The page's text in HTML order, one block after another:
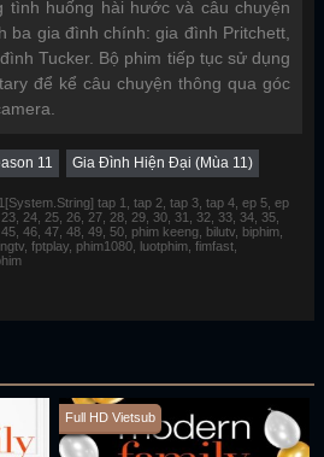
tình huống hài hước và câu chuyện
ba gia đình chính: gia đình Pritchett,
Tucker. Bộ phim tiếp tục sử dụng
để kể câu chuyện thông qua góc
11 Gia Đình Hiện Đại (Mùa 11)
tap 1, tap 2, tap 3, tap 4, ep 5, ep
24, 25, 26, 27, 28, 29, 30, 31, 32, 33, 34, 35,
46, 47, 48, 49, 50, phim keeng, bilutv, biphim,
fptplay, phim1080, luotphim, fimfast,
Full HD Vietsub